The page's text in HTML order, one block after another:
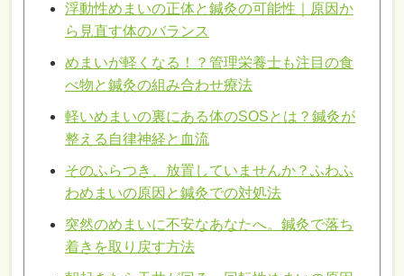
浮動性めまいの正体と鍼灸の可能性｜原因か
ら見直す体のバランス
めまいが軽くなる！？管理栄養士も注目の食
べ物と鍼灸の組み合わせ療法
軽いめまいの裏にある体のSOSとは？鍼灸が
整える自律神経と血流
そのふらつき、放置していませんか？ふわふ
わめまいの原因と鍼灸での対処法
突然のめまいに不安なあなたへ。鍼灸で落ち
着きを取り戻す方法